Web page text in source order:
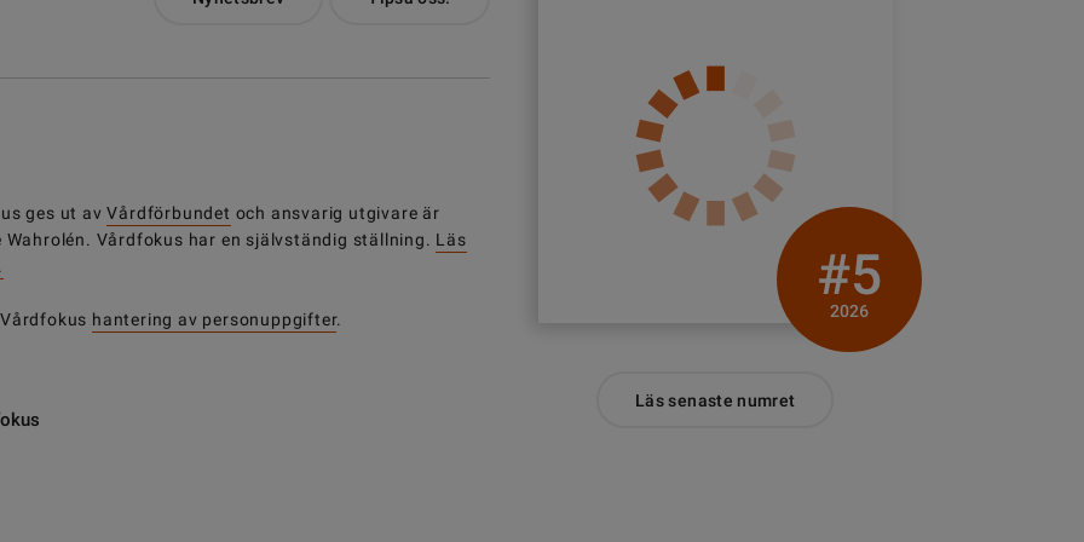
ges ut avVårdförbundet och ansvarig utgivare är
Wahrolén. Vårdfokus har en självständig ställning. Läs
hantering av personuppgifter.
#5
2026
Läs senaste numret